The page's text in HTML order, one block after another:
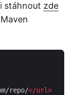
stáhnout zde
repo/</url>